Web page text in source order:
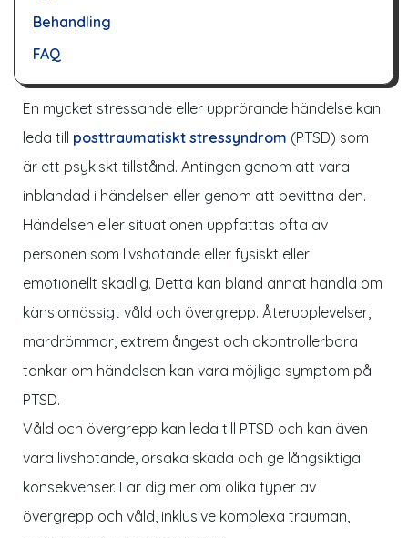
Behandling
FAQ
En mycket stressande eller upprörande händelse kan
leda till posttraumatiskt stressyndrom (PTSD) som
är ett psykiskt tillstånd. Antingen genom att vara
inblandad i händelsen eller genom att bevittna den.
Händelsen eller situationen uppfattas ofta av
personen som livshotande eller fysiskt eller
emotionellt skadlig. Detta kan bland annat handla om
känslomässigt våld och övergrepp. Återupplevelser,
mardrömmar, extrem ångest och okontrollerbara
tankar om händelsen kan vara möjliga symptom på
PTSD.
Våld och övergrepp kan leda till PTSD och kan även
vara livshotande, orsaka skada och ge långsiktiga
konsekvenser. Lär dig mer om olika typer av
övergrepp och våld, inklusive komplexa trauman,